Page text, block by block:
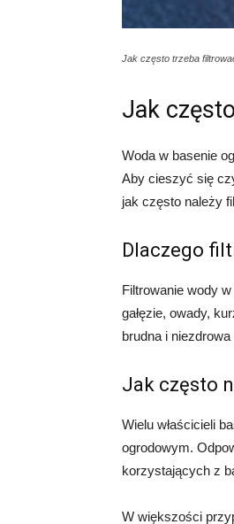
Jak często trzeba
Jak
Woda w basenie
Aby cieszyć się
jak często należy
Dlaczego
Filtrowanie wody
gałęzie, owady,
brudna i niezdrowa
Jak często
Wielu właścicieli
ogrodowym.
korzystających z
W większości